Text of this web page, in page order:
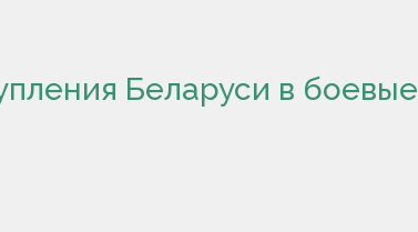
Беларуси в боевые